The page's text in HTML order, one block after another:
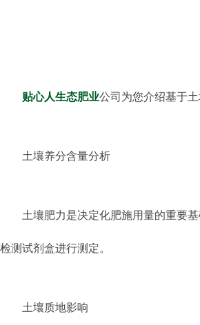
贴心人生态肥业公司为您介绍基于
土壤养分含量分析
土壤肥力是决定化肥施用量的重要
检测试剂盒进行测定。
土壤质地影响